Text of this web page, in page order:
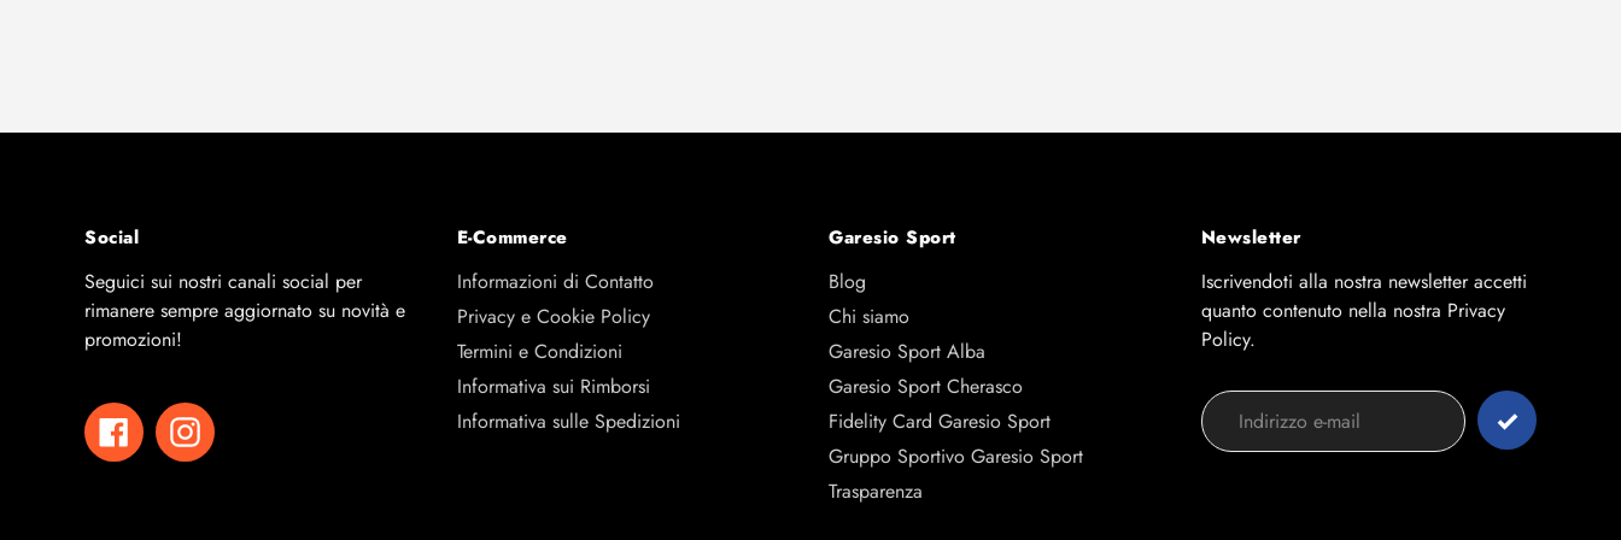
Social
Seguici sui nostri canali social per
rimanere sempre aggiornato su novità e
promozioni!
FacebookInstagram
E-Commerce
Informazioni di Contatto
Privacy e Cookie Policy
Termini e Condizioni
Informativa sui Rimborsi
Informativa sulle Spedizioni
Garesio Sport
Blog
Chi siamo
Garesio Sport Alba
Garesio Sport Cherasco
Fidelity Card Garesio Sport
Gruppo Sportivo Garesio Sport
Trasparenza
Newsletter
Iscrivendoti alla nostra newsletter accetti
quanto contenuto nella nostra Privacy
Policy.